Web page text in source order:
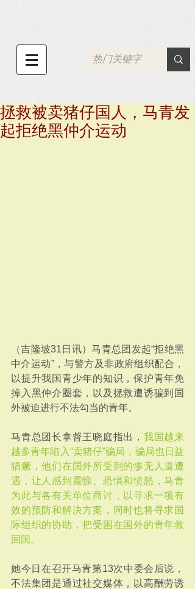
拯救被卖猪仔国人，马青发
起拒绝黑仲介运动
（吉隆坡31日讯）马青总团发起“拒绝黑
中介运动”，与警方及非政府组织配合，
以提升我国青少年的知识，保护青年免
掉入黑仲介圈套，以及拯救遭诱骗到国
外被迫进行不法勾当的青年。
马青总团长拿督王晓庭指出， 我国越来
越多青年陷入“卖猪仔”骗局，骗局也日益
猖獗，他们在国外所受到的惨无人道遭
遇，让人感到震惊、恐惧和愤怒，马青
为此与各有关单位商讨，以寻求一项有
效的预防和解决方案，同时也将寻求国
际组织的协助，把受困在国外的青年救
回国。
她今日在召开马青第13次中委会后说，
不法集团是通过社交媒体，以高酬劳诱